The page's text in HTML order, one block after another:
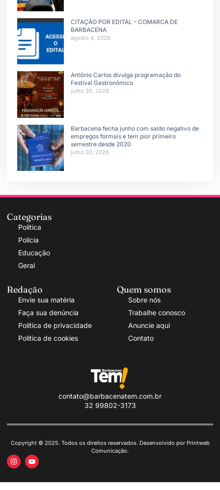
CITAÇÃO POR EDITAL – COMARCA DE
BARBACENA
agosto 4, 2026
Antônio Carlos divulga programação do
Festival Gastronômico
julho 30, 2026
Barbacena fecha junho com saldo negativo de
empregos formais e tem pior primeiro
semestre desde 2020
julho 30, 2026
Categorias
Politica
Polícia
Educação
Geral
Redação
Envie sua matéria
Faça sua denúncia
Política de privacidade
Política de cookies
Quem somos
Sobre nós
Trabalhe conosco
Anuncie aqui
Contato
contato@barbacenatem.com.br
32 99802-3173
Copyright © 2025. Todos os direitos reservados. Desenvolvido por Printweb
Comunicação.